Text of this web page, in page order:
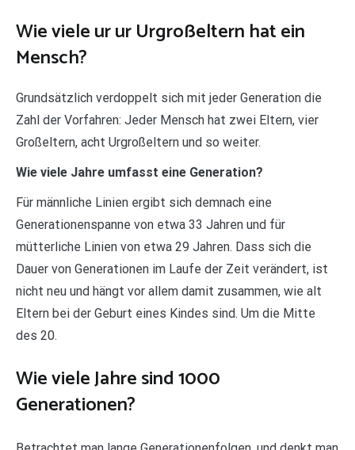
Wie viele ur ur Urgroßeltern hat ein
Mensch?
Grundsätzlich verdoppelt sich mit jeder Generation die
Zahl der Vorfahren: Jeder Mensch hat zwei Eltern, vier
Großeltern, acht Urgroßeltern und so weiter.
Wie viele Jahre umfasst eine Generation?
Für männliche Linien ergibt sich demnach eine
Generationenspanne von etwa 33 Jahren und für
mütterliche Linien von etwa 29 Jahren. Dass sich die
Dauer von Generationen im Laufe der Zeit verändert, ist
nicht neu und hängt vor allem damit zusammen, wie alt
Eltern bei der Geburt eines Kindes sind. Um die Mitte
des 20.
Wie viele Jahre sind 1000
Generationen?